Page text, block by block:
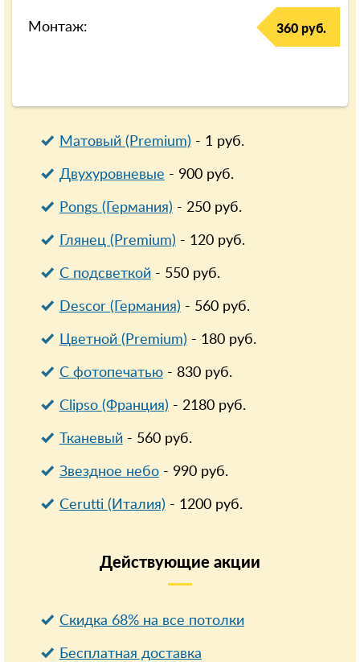
Монтаж: 360 руб.
Матовый (Premium) - 1руб.
Двухуровневые - 900руб.
Pongs (Германия) - 250руб.
Глянец (Premium) - 120руб.
С подсветкой- 550руб.
Descor (Германия) - 560руб.
Цветной (Premium) - 180руб.
С фотопечатью- 830руб.
Clipso (Франция) - 2180руб.
Тканевый- 560руб.
Звездное небо- 990руб.
Cerutti (Италия) - 1200руб.
Действующие акции
Скидка 68% на все потолки
Бесплатная доставка